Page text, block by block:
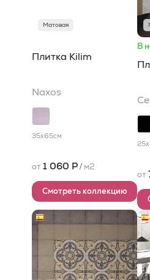
Матовая
Плитка Kilim
Naxos
35x65см
от 1 060 Р/ м2
Смотреть коллекцию
В
от